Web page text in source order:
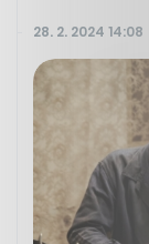
28. 2. 2024 14:08